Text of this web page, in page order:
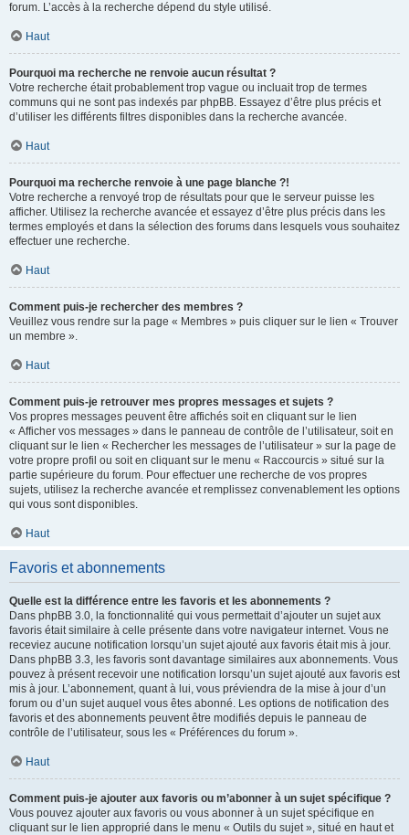
forum. L’accès à la recherche dépend du style utilisé.
Haut
Pourquoi ma recherche ne renvoie aucun résultat ?
Votre recherche était probablement trop vague ou incluait trop de termes
communs qui ne sont pas indexés par phpBB. Essayez d’être plus précis et
d’utiliser les différents filtres disponibles dans la recherche avancée.
Haut
Pourquoi ma recherche renvoie à une page blanche ?!
Votre recherche a renvoyé trop de résultats pour que le serveur puisse les
afficher. Utilisez la recherche avancée et essayez d’être plus précis dans les
termes employés et dans la sélection des forums dans lesquels vous souhaitez
effectuer une recherche.
Haut
Comment puis-je rechercher des membres ?
Veuillez vous rendre sur la page « Membres » puis cliquer sur le lien « Trouver
un membre ».
Haut
Comment puis-je retrouver mes propres messages et sujets ?
Vos propres messages peuvent être affichés soit en cliquant sur le lien
« Afficher vos messages » dans le panneau de contrôle de l’utilisateur, soit en
cliquant sur le lien « Rechercher les messages de l’utilisateur » sur la page de
votre propre profil ou soit en cliquant sur le menu « Raccourcis » situé sur la
partie supérieure du forum. Pour effectuer une recherche de vos propres
sujets, utilisez la recherche avancée et remplissez convenablement les options
qui vous sont disponibles.
Haut
Favoris et abonnements
Quelle est la différence entre les favoris et les abonnements ?
Dans phpBB 3.0, la fonctionnalité qui vous permettait d’ajouter un sujet aux
favoris était similaire à celle présente dans votre navigateur internet. Vous ne
receviez aucune notification lorsqu’un sujet ajouté aux favoris était mis à jour.
Dans phpBB 3.3, les favoris sont davantage similaires aux abonnements. Vous
pouvez à présent recevoir une notification lorsqu’un sujet ajouté aux favoris est
mis à jour. L’abonnement, quant à lui, vous préviendra de la mise à jour d’un
forum ou d’un sujet auquel vous êtes abonné. Les options de notification des
favoris et des abonnements peuvent être modifiés depuis le panneau de
contrôle de l’utilisateur, sous les « Préférences du forum ».
Haut
Comment puis-je ajouter aux favoris ou m’abonner à un sujet spécifique ?
Vous pouvez ajouter aux favoris ou vous abonner à un sujet spécifique en
cliquant sur le lien approprié dans le menu « Outils du sujet », situé en haut et